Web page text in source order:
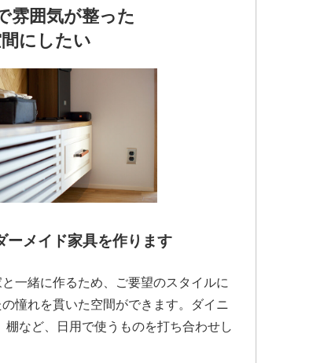
雰囲気が整った
にしたい
ーメイド家具を作ります
一緒に作るため、ご要望のスタイルに
憧れを貫いた空間ができます。ダイニ
棚など、日用で使うものを打ち合わせし